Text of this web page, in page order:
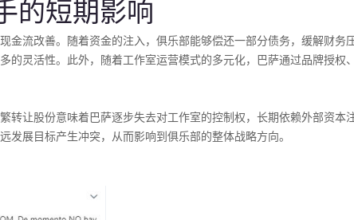
的短期影响
金流改善。随着资金的注入，俱乐部能够偿还一部分债务，缓解财
的灵活性。此外，随着工作室运营模式的多元化，巴萨通过品牌授
转让股份意味着巴萨逐步失去对工作室的控制权，长期依赖外部资
展目标产生冲突，从而影响到俱乐部的整体战略方向。